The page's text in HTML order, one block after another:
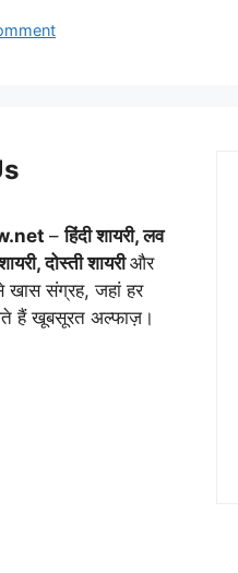
–हिंदी शायरी, लव
दोस्ती शायरीऔर
संग्रह, जहां हर
हैं खूबसूरत अल्फाज़।